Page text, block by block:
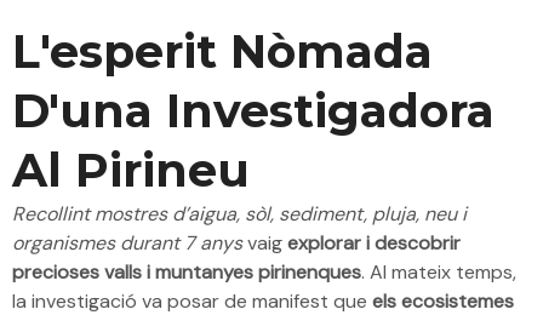
L'esperit Nòmada
D'una Investigadora
Al Pirineu
Recollint mostres d’aigua, sòl, sediment, pluja, neu i
organismes durant 7 anysvaigexplorar i descobrir
precioses valls i muntanyes pirinenques. Al mateix temps,
la investigació va posar de manifest que els ecosistemes